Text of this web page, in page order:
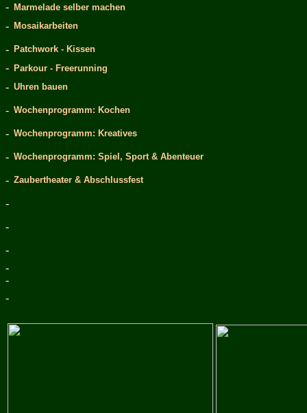
- Marmelade selber machen
- Mosaikarbeiten
- Patchwork - Kissen
- Parkour - Freerunning
- Uhren bauen
- Wochenprogramm: Kochen
- Wochenprogramm: Kreatives
- Wochenprogramm: Spiel, Sport & Abenteuer
- Zaubertheater & Abschlussfest
-
-
-
-
-
-